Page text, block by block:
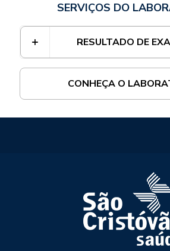
SERVIÇOS DO
RESULTADO DE
CONHEÇA O